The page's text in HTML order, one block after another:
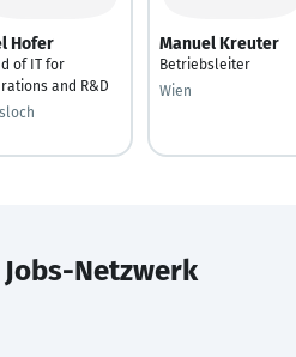
Hofer
of IT for
and R&D
Manuel Kreuter
Betriebsleiter
Wien
Jobs-Netzwerk